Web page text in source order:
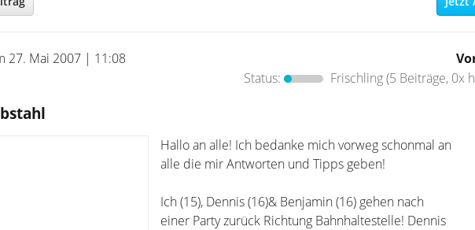
27. Mai 2007 | 11:08
Status:
Frischling(5 Beiträge, 0x
Hallo an alle! Ich bedanke mich vorweg schonmal an
alle die mir Antworten und Tipps geben!
Ich (15), Dennis (16)& Benjamin (16) gehen nach
einer Party zurück Richtung Bahnhaltestelle! Dennis